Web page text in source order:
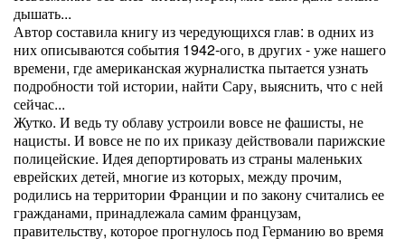
дышать...
Автор составила книгу из чередующихся глав: в одних из
них описываются события 1942-ого, в других - уже нашего
времени, где американская журналистка пытается узнать
подробности той истории, найти Сару, выяснить, что с ней
сейчас...
Жутко. И ведь ту облаву устроили вовсе не фашисты, не
нацисты. И вовсе не по их приказу действовали парижские
полицейские. Идея депортировать из страны маленьких
еврейских детей, многие из которых, между прочим,
родились на территории Франции и по закону считались ее
гражданами, принадлежала самим французам,
правительству, которое прогнулось под Германию во время